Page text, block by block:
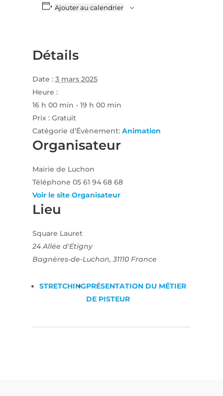
Ajouter au calendrier
Détails
Date : 3 mars 2025
Heure :
16 h 00 min - 19 h 00 min
Prix : Gratuit
Catégorie d’Évènement: Animation
Lieu
Square Lauret
24 Allée d'Etigny
Bagnères-de-Luchon, 31110 France
Organisateur
Mairie de Luchon
Téléphone 05 61 94 68 68
Voir le site Organisateur
STRETCHINGPRÉSENTATION DU MÉTIER
DE PISTEUR